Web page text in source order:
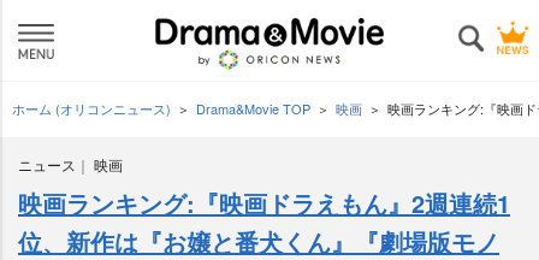
ホーム (オリコンニュース) Drama&Movie TOP 映画 映画ランキング:『映画
ニュース 映画
映画ランキング:『映画ドラえもん』2週連続1
位、新作は『お嬢と番犬くん』『劇場版モノ